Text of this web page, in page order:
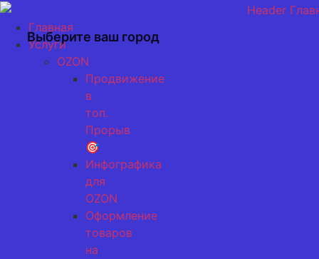
Перейти
содержимому
Главная
Услуги
OZON
Продвижение
в
топ.
Прорыв
🎯
Инфографика
для
OZON
Оформление
товаров
на
Выберите ваш город